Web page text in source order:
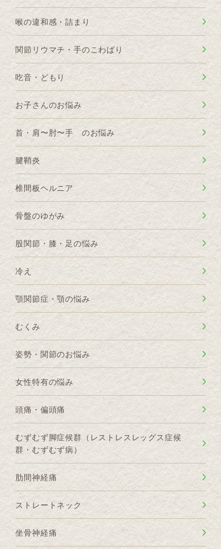
喉の違和感・詰まり
関節リウマチ・手のこわばり
吃音・どもり
お子さんのお悩み
首・肩〜肘〜手 のお悩み
腱鞘炎
椎間板ヘルニア
骨盤のゆがみ
股関節・膝・足の悩み
冷え
顎関節症・顎の悩み
むくみ
姿勢・関節のお悩み
女性特有の悩み
頭痛・偏頭痛
むずむず脚症候群（レストレスレッグス症候
群・むずむず病）
肋間神経痛
ストレートネック
坐骨神経痛